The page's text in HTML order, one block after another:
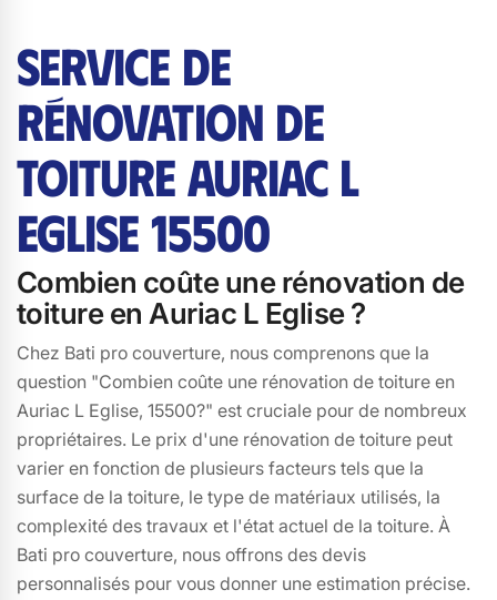
SERVICE DE
RÉNOVATION DE
TOITURE AURIAC L
EGLISE 15500
Combien coûte une rénovation de
toiture en Auriac L Eglise ?
Chez Bati pro couverture, nous comprenons que la
question "Combien coûte une rénovation de toiture en
Auriac L Eglise, 15500?" est cruciale pour de nombreux
propriétaires. Le prix d'une rénovation de toiture peut
varier en fonction de plusieurs facteurs tels que la
surface de la toiture, le type de matériaux utilisés, la
complexité des travaux et l'état actuel de la toiture. À
Bati pro couverture, nous offrons des devis
personnalisés pour vous donner une estimation précise.